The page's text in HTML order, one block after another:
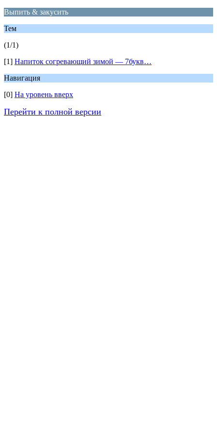
Выпить & закусить
Тем
(1/1)
[1] Напиток согревающий зимой — 7букв…
Навигация
[0] На уровень вверх
Перейти к полной версии